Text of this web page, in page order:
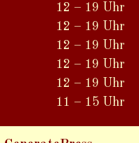
12 – 19 Uhr
12 – 19 Uhr
12 – 19 Uhr
12 – 19 Uhr
12 – 19 Uhr
11 – 15 Uhr